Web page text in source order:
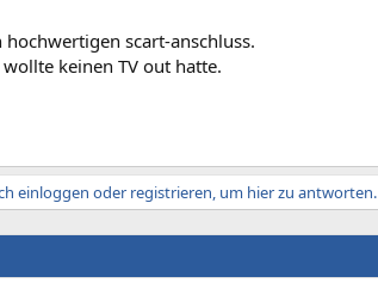
scart-anschluss.
keinen TV out hatte.
einloggen oder registrieren, um hier zu antworten.